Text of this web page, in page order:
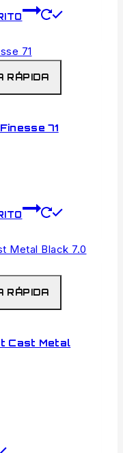
RÁPIDA
71
RÁPIDA
Cast Metal